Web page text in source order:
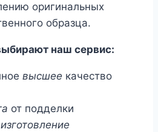
оригинальных
образца.
наш сервис:
высшее качество
от подделки
изготовление